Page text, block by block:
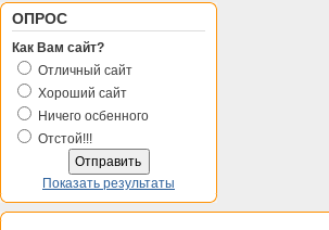
ОПРОС
Как Вам сайт?
Отличный сайт
Хороший сайт
Ничего осбенного
Отстой!!!
Показать результаты